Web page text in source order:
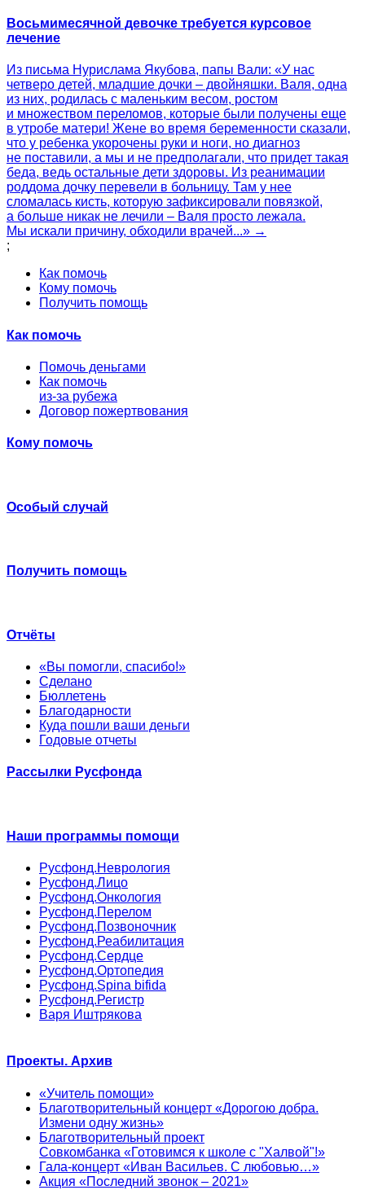
Восьмимесячной девочке требуется курсовое
лечение
Из письма Нурислама Якубова, папы Вали: «У нас
четверо детей, младшие дочки – двойняшки. Валя, одна
из них, родилась с маленьким весом, ростом
и множеством переломов, которые были получены еще
в утробе матери! Жене во время беременности сказали,
что у ребенка укорочены руки и ноги, но диагноз
не поставили, а мы и не предполагали, что придет такая
беда, ведь остальные дети здоровы. Из реанимации
роддома дочку перевели в больницу. Там у нее
сломалась кисть, которую зафиксировали повязкой,
а больше никак не лечили – Валя просто лежала.
Мы искали причину, обходили врачей...» →
;
Как помочь
Кому помочь
Получить помощь
Как помочь
Помочь деньгами
Как помочь
из-за рубежа
Договор пожертвования
Кому помочь
Особый случай
Получить помощь
Отчёты
«Вы помогли, спасибо!»
Сделано
Бюллетень
Благодарности
Куда пошли ваши деньги
Годовые отчеты
Рассылки Русфонда
Наши программы помощи
Русфонд.Неврология
Русфонд.Лицо
Русфонд.Онкология
Русфонд.Перелом
Русфонд.Позвоночник
Русфонд.Реабилитация
Русфонд.Сердце
Русфонд.Ортопедия
Русфонд.Spina bifida
Русфонд.Регистр
Варя Иштрякова
Проекты. Архив
«Учитель помощи»
Благотворительный концерт «Дорогою добра.
Измени одну жизнь»
Благотворительный проект
Совкомбанка «Готовимся к школе с "Халвой"!»
Гала-концерт «Иван Васильев. С любовью…»
Акция «Последний звонок – 2021»